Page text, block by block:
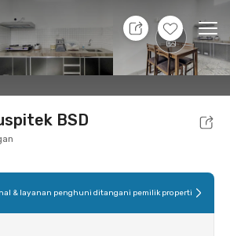
+16
- Belum tahu
Lokasi Kamar
BSD
& layanan penghuni ditangani pemilik properti